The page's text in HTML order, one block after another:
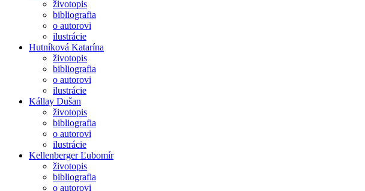
životopis
bibliografia
o autorovi
ilustrácie
Hutníková Katarína
životopis
bibliografia
o autorovi
ilustrácie
Kállay Dušan
životopis
bibliografia
o autorovi
ilustrácie
Kellenberger Ľubomír
životopis
bibliografia
o autorovi